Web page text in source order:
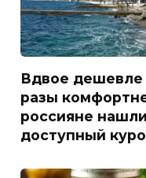
Вдвое дешевле
разы
россияне
доступный